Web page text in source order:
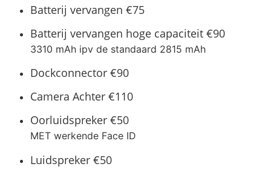
Batterij vervangen €75
Batterij vervangen hoge capaciteit €90
3310 mAh ipv de standaard 2815 mAh
Dockconnector €90
Camera Achter €110
Oorluidspreker €50
MET werkende Face ID
Luidspreker €50